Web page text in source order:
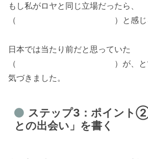
もし私がロヤと同じ立場だったら、
（ ）と感じると思
日本では当たり前だと思っていた
（ ）が、とても大
気づきました。
ステップ3：ポイント
との出会い」を書く